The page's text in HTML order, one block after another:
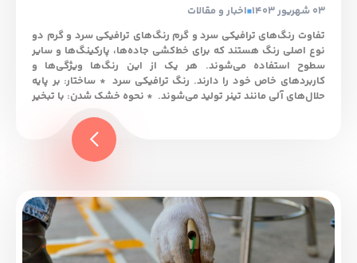
03 شهریور 1403
اخبار و مقالات
تفاوت رنگ‌های ترافیکی سرد و گرم رنگ‌های ترافیکی سرد و گرم دو
نوع اصلی رنگ هستند که برای خط‌کشی جاده‌ها، پارکینگ‌ها و سایر
سطوح استفاده می‌شوند. هر یک از این رنگ‌ها ویژگی‌ها و
کاربردهای خاص خود را دارند. رنگ ترافیکی سرد * ساختار: بر پایه
حلال‌های آلی مانند تینر تولید می‌شوند. * نحوه خشک شدن: با تبخیر
* قابلیت استفاده در دمای پایین‌تر * معایب: * مقاومت کمتر در
برابر سایش و شرایط آب و هوایی نامناسب * بوی نامطبوع *...